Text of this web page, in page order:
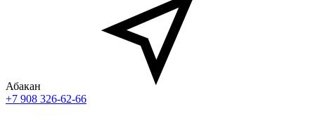
Абакан
+7 908 326-62-66